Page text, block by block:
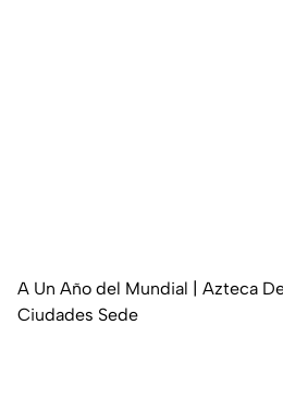
A Un Año del Mundial | Azteca
Ciudades Sede